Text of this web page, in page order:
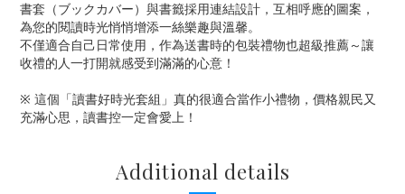
書套（ブックカバー） 與書籤採用連結設計，互相呼應的圖案，
為您的閱讀時光悄悄增添一絲樂趣與溫馨。
不僅適合自己日常使用，作為送書時的包裝禮物也超級推薦～讓
收禮的人一打開就感受到滿滿的心意！
※ 這個「讀書好時光套組」真的很適合當作小禮物，價格親民又
充滿心思，讀書控一定會愛上！
Additional details